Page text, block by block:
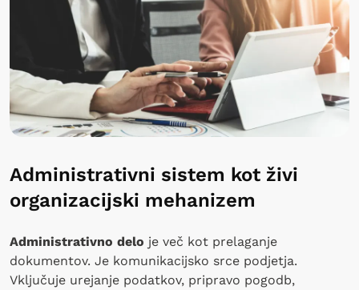
Administrativni sistem kot živi
organizacijski mehanizem
Administrativno delo je več kot prelaganje
dokumentov. Je komunikacijsko srce podjetja.
Vključuje urejanje podatkov, pripravo pogodb,